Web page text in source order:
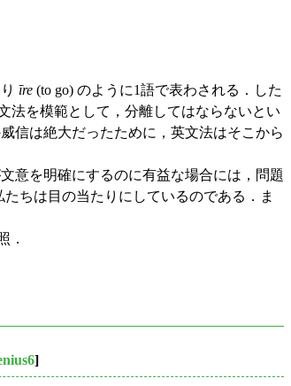
īre (to go) のように1語で表わされる．した
法を模範として，分離してはならないとい
信は絶大だったために，英文法はそこから
意を明確にするのに有益な場合には，問題
ちは目の当たりにしているのである．ま
．
]